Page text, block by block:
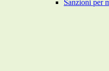
Sanzioni per